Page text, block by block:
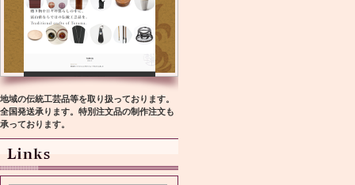
地域の伝統工芸品等を取り扱っております。
全国発送承ります。特別注文品の制作注文も
承っております。